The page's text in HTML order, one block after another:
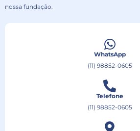
nossa fundação.
WhatsApp
(11) 98852-0605
Telefone
(11) 98852-0605